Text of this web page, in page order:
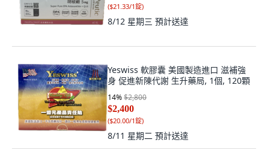
($21.33/1錠)
8/12 星期三 預計送達
Yeswiss 軟膠囊 美國製造進口 滋補強
身 促進新陳代謝 生升藥局, 1個, 120顆
14%$2,800
$2,400
($20.00/1錠)
8/11 星期二 預計送達